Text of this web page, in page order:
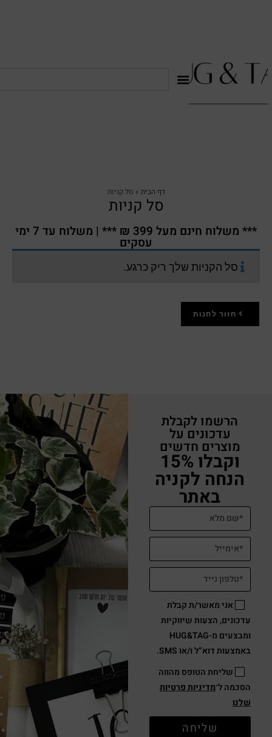
דף הבית » סל קניות
סל קניות
*** משלוח חינם מעל 399 ₪ *** | משלוח עד 7 ימי
עסקים
סל הקניות שלך ריק כרגע.
חזור לחנות
הרשמו לקבלת
עדכונים על
מוצרים חדשים
וקבלו 15%
הנחה לקניה
באתר
אני מאשר/ת קבלת
עדכונים, הצעות שיווקיות
ומבצעים מ-HUG&TAG
באמצעות דוא”ל ו/או SMS.
שליחת הטופס מהווה
הסכמה ל־מדיניות פרטיות
שלנו
שליחה